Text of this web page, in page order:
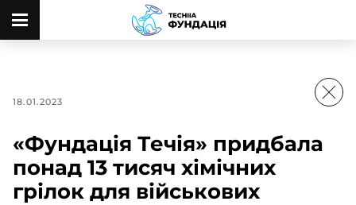
18.01.2023
«Фундація Течія» придбала
понад 13 тисяч хімічних
грілок для військових